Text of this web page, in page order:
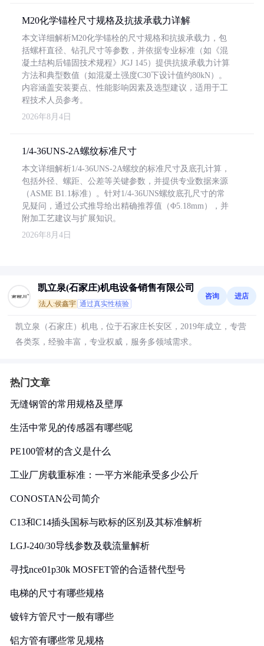
M20化学锚栓尺寸规格及抗拔承载力详解
本文详细解析M20化学锚栓的尺寸规格和抗拔承载力，包
括螺杆直径、钻孔尺寸等参数，并依据专业标准（如《混
凝土结构后锚固技术规程》JGJ 145）提供抗拔承载力计算
方法和典型数值（如混凝土强度C30下设计值约80kN）。
内容涵盖安装要点、性能影响因素及选型建议，适用于工
程技术人员参考。
2026年8月4日
1/4-36UNS-2A螺纹标准尺寸
本文详细解析1/4-36UNS-2A螺纹的标准尺寸及底孔计算，
包括外径、螺距、公差等关键参数，并提供专业数据来源
（ASME B1.1标准）。针对1/4-36UNS螺纹底孔尺寸的常
见疑问，通过公式推导给出精确推荐值（Φ5.18mm），并
附加工艺建议与扩展知识。
2026年8月4日
凯立泉(石家庄)机电设备销售有限公司
法人:侯鑫宇 通过真实性核验
咨询 进店
凯立泉（石家庄）机电，位于石家庄长安区，2019年成立，专营
各类泵，经验丰富，专业权威，服务多领域需求。
热门文章
无缝钢管的常用规格及壁厚
生活中常见的传感器有哪些呢
PE100管材的含义是什么
工业厂房载重标准：一平方米能承受多少公斤
CONOSTAN公司简介
C13和C14插头国标与欧标的区别及其标准解析
LGJ-240/30导线参数及载流量解析
寻找nce01p30k MOSFET管的合适替代型号
电梯的尺寸有哪些规格
镀锌方管尺寸一般有哪些
铝方管有哪些常见规格